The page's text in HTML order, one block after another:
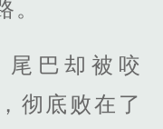
。
巴却被咬
彻底败在了